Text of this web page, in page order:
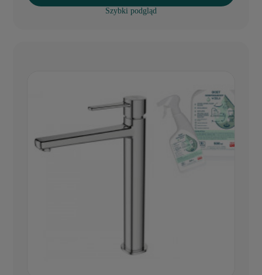
Szybki podgląd